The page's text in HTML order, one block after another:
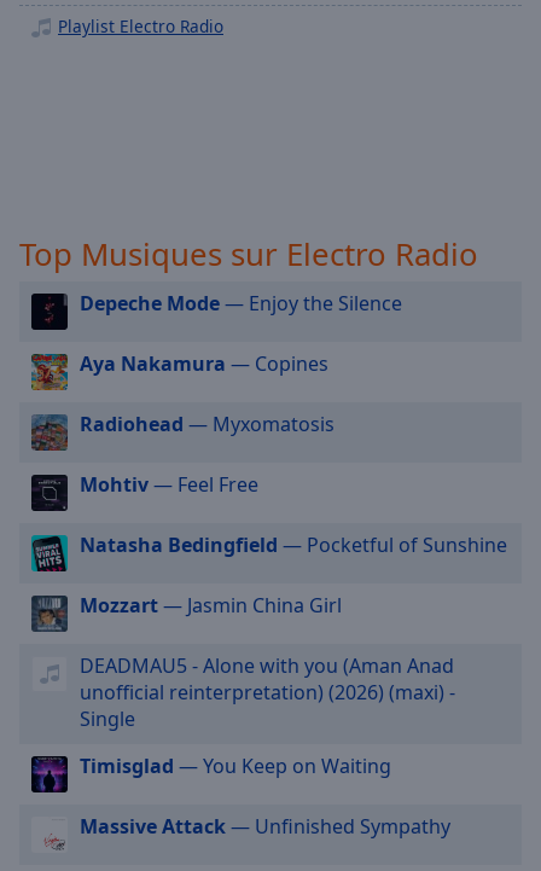
settings,
opens
Audio
Track
Picture-
in-
Picture
Fullscreen
modal
window.
Beginning
dialog
Escape
and
close
window.
Playlist Electro Radio
Top Musiques sur Electro Radio
Depeche Mode— Enjoy the Silence
Aya Nakamura — Copines
Radiohead — Myxomatosis
Mohtiv— Feel Free
Natasha Bedingfield — Pocketful of Sunshine
Mozzart— Jasmin China Girl
DEADMAU5 - Alone with you (Aman Anad
unofficial reinterpretation) (2026) (maxi) -
Single
Timisglad — You Keep on Waiting
Massive Attack— Unfinished Sympathy